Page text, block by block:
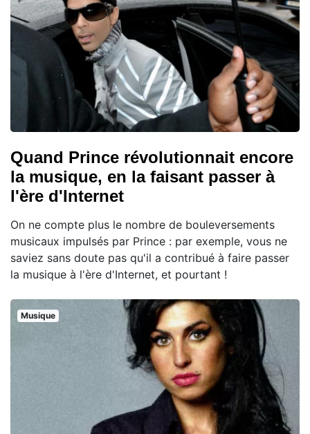
Quand Prince révolutionnait encore
la musique, en la faisant passer à
l'ère d'Internet
On ne compte plus le nombre de bouleversements
musicaux impulsés par Prince : par exemple, vous ne
saviez sans doute pas qu'il a contribué à faire passer
la musique à l'ère d'Internet, et pourtant !
Musique